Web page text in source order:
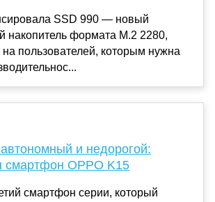
SSD 990 — новый
накопитель формата M.2 2280,
пользователей, которым нужна
и недорогой:
смартфон OPPO K15
смартфон серии, который